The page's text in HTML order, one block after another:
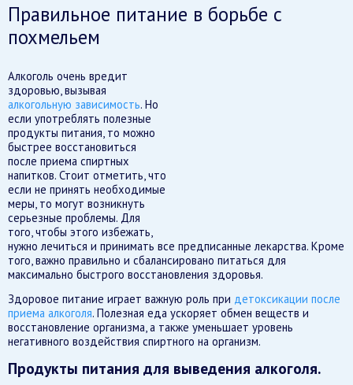
Правильное питание в борьбе с
похмельем
Алкоголь очень вредит
здоровью, вызывая
алкогольную зависимость. Но
если употреблять полезные
продукты питания, то можно
быстрее восстановиться
после приема спиртных
напитков. Стоит отметить, что
если не принять необходимые
меры, то могут возникнуть
серьезные проблемы. Для
того, чтобы этого избежать,
нужно лечиться и принимать все предписанные лекарства. Кроме
того, важно правильно и сбалансировано питаться для
максимально быстрого восстановления здоровья.
Здоровое питание играет важную роль при детоксикации после
приема алкоголя. Полезная еда ускоряет обмен веществ и
восстановление организма, а также уменьшает уровень
негативного воздействия спиртного на организм.
Продукты питания для выведения алкоголя.